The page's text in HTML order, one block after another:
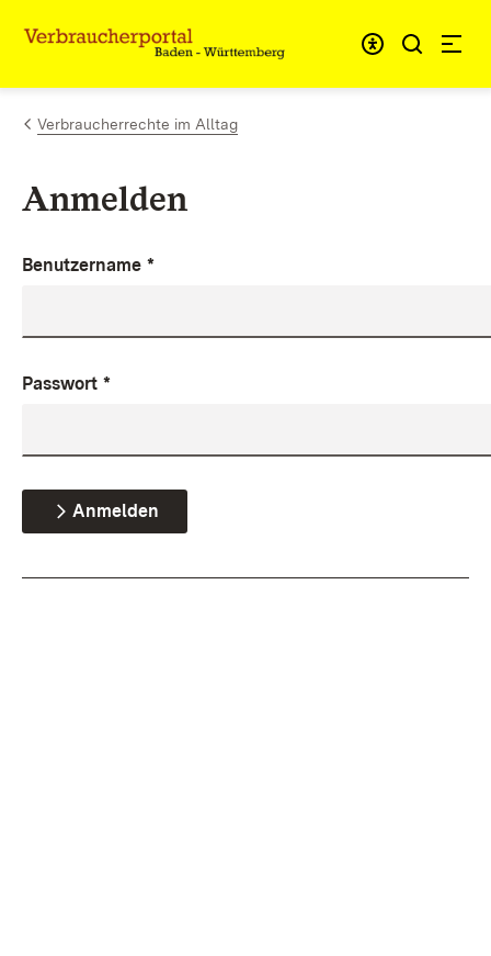
Zum Inhalt springen
Link zur Startseite
Verbraucherrechte im Alltag
Anmelden
Benutzername *
Passwort *
Anmelden